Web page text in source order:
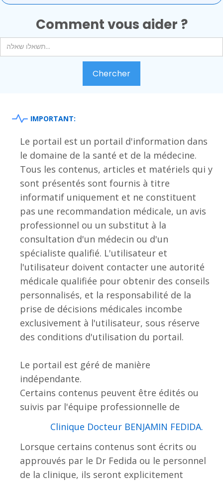
Comment vous aider ?
IMPORTANT:
Le portail est un portail d'information dans
le domaine de la santé et de la médecine.
Tous les contenus, articles et matériels qui y
sont présentés sont fournis à titre
informatif uniquement et ne constituent
pas une recommandation médicale, un avis
professionnel ou un substitut à la
consultation d'un médecin ou d'un
spécialiste qualifié. L'utilisateur et
l'utilisateur doivent contacter une autorité
médicale qualifiée pour obtenir des conseils
personnalisés, et la responsabilité de la
prise de décisions médicales incombe
exclusivement à l'utilisateur, sous réserve
des conditions d'utilisation du portail.
Le portail est géré de manière
indépendante.
Certains contenus peuvent être édités ou
suivis par l'équipe professionnelle de
.Clinique Docteur BENJAMIN FEDIDA
Lorsque certains contenus sont écrits ou
approuvés par le Dr Fedida ou le personnel
de la clinique, ils seront explicitement